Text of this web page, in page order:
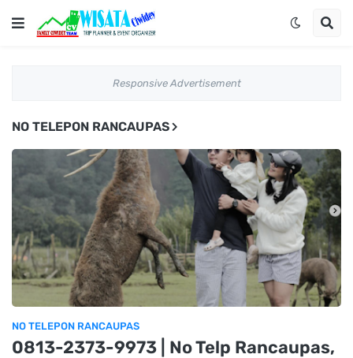
Responsive Advertisement
NO TELEPON RANCAUPAS
NO TELEPON RANCAUPAS
0813-2373-9973 | No Telp Rancaupas,